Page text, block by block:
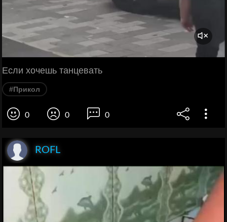
Если хочешь танцевать
#Прикол
0 0 0
ROFL